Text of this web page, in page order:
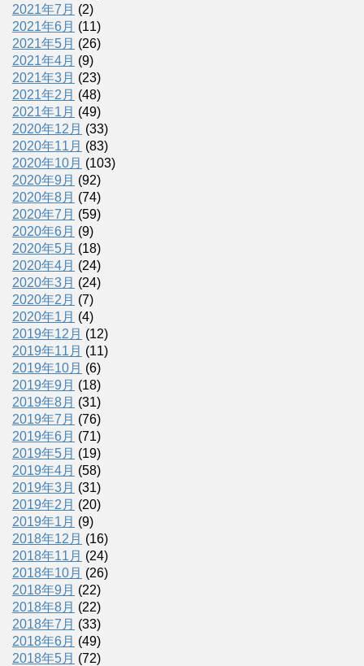
2021年7月 (2)
2021年6月 (11)
2021年5月 (26)
2021年4月 (9)
2021年3月 (23)
2021年2月 (48)
2021年1月 (49)
2020年12月 (33)
2020年11月 (83)
2020年10月 (103)
2020年9月 (92)
2020年8月 (74)
2020年7月 (59)
2020年6月 (9)
2020年5月 (18)
2020年4月 (24)
2020年3月 (24)
2020年2月 (7)
2020年1月 (4)
2019年12月 (12)
2019年11月 (11)
2019年10月 (6)
2019年9月 (18)
2019年8月 (31)
2019年7月 (76)
2019年6月 (71)
2019年5月 (19)
2019年4月 (58)
2019年3月 (31)
2019年2月 (20)
2019年1月 (9)
2018年12月 (16)
2018年11月 (24)
2018年10月 (26)
2018年9月 (22)
2018年8月 (22)
2018年7月 (33)
2018年6月 (49)
2018年5月 (72)